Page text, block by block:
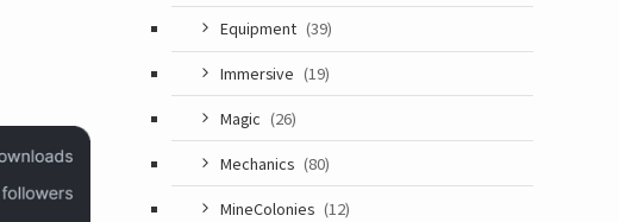
Equipment (39)
Immersive (19)
Magic (26)
Mechanics (80)
MineColonies (12)